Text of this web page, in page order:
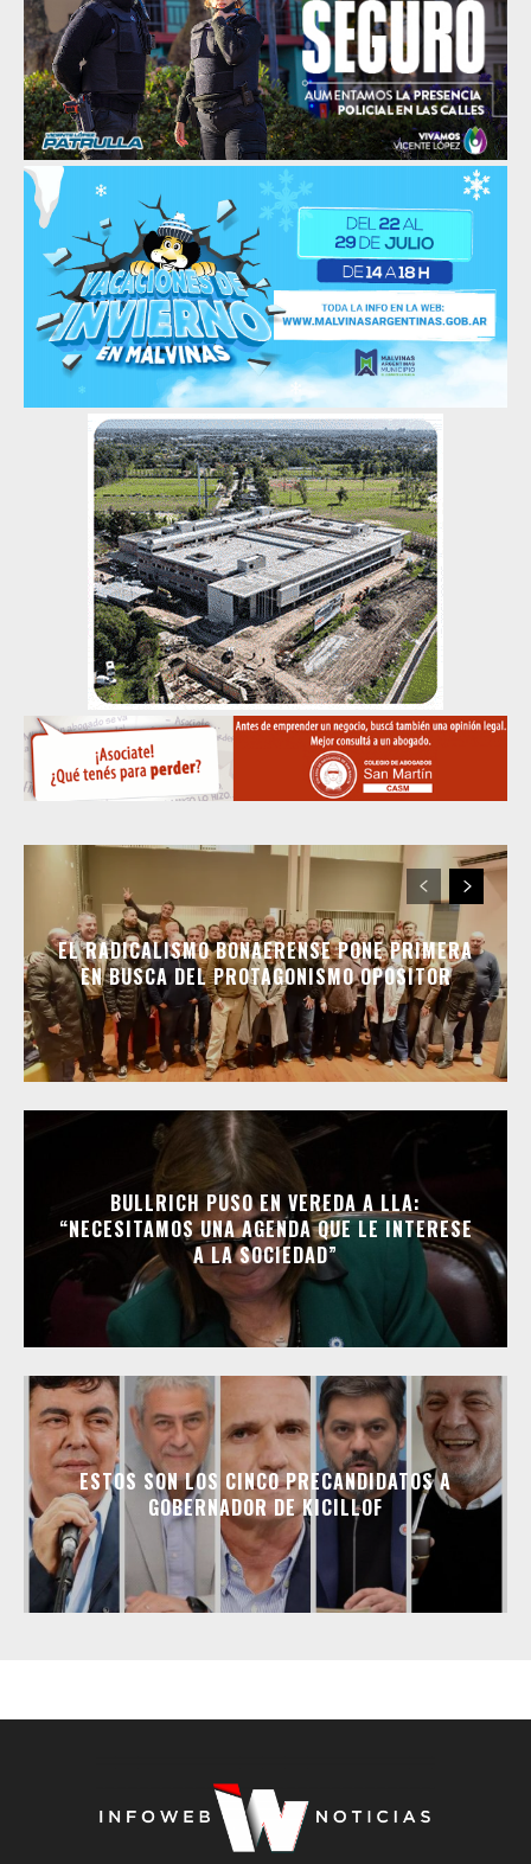
EL RADICALISMO BONAERENSE PONE PRIMERA
EN BUSCA DEL PROTAGONISMO OPOSITOR
BULLRICH PUSO EN VEREDA A LLA:
“NECESITAMOS UNA AGENDA QUE LE INTERESE
A LA SOCIEDAD”
ESTOS SON LOS CINCO PRECANDIDATOS A
GOBERNADOR DE KICILLOF